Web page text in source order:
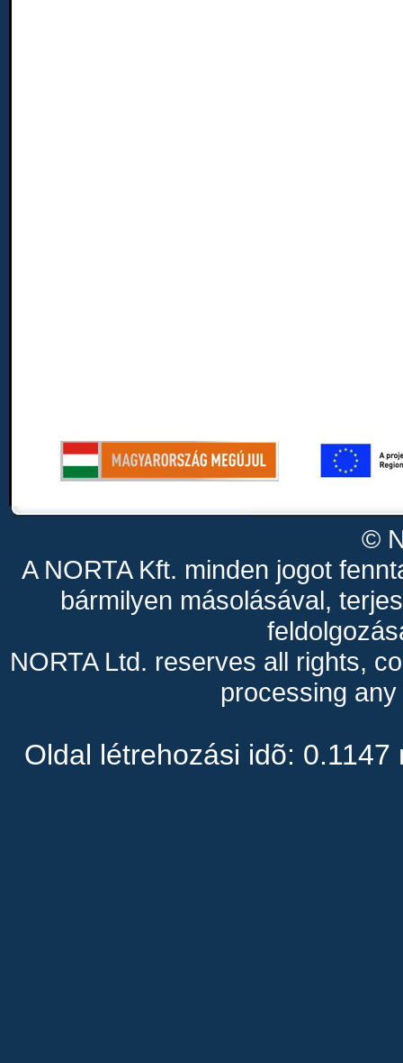
©
A NORTA Kft. minden jogot
bármilyen másolásával,
NORTA Ltd. reserves all rights,
processing
Oldal létrehozási idõ: